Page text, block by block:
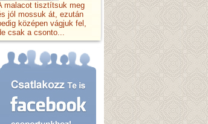
malacot tisztítsuk meg
jól mossuk át, ezután
középen vágjuk fel,
csak a csonto...